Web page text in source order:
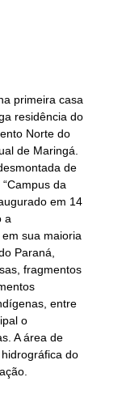
primeira casa
residência do
Norte do
de Maringá.
de
da
em 14
a
sua maioria
Paraná,
fragmentos
entre
o
A área de
do